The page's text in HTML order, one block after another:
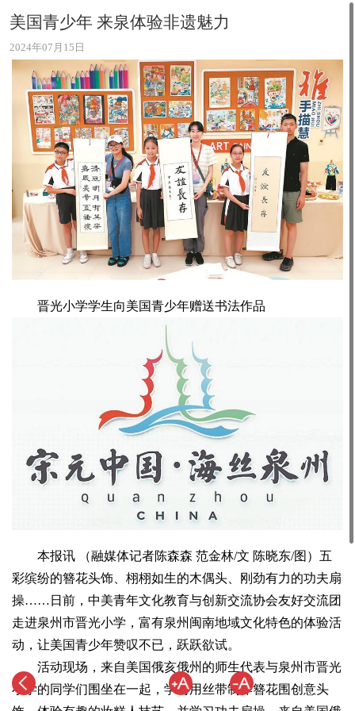
美国青少年 来泉体验非遗魅力
2024年07月15日
晋光小学学生向美国青少年赠送书法作品
本报讯 （融媒体记者陈森森 范金林/文 陈晓东/图）五
彩缤纷的簪花头饰、栩栩如生的木偶头、刚劲有力的功夫扇
操……日前，中美青年文化教育与创新交流协会友好交流团
走进泉州市晋光小学，富有泉州闽南地域文化特色的体验活
动，让美国青少年赞叹不已，跃跃欲试。
活动现场，来自美国俄亥俄州的师生代表与泉州市晋光
小学的同学们围坐在一起，学习用丝带制作簪花围创意头